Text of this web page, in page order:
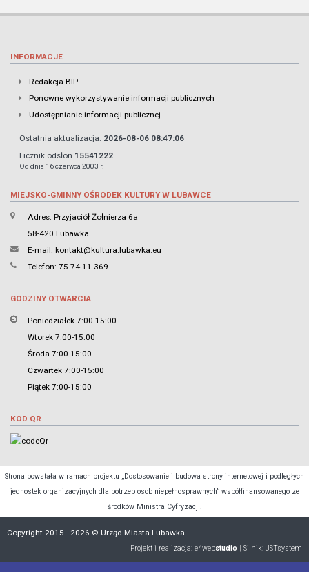
INFORMACJE
Redakcja BIP
Ponowne wykorzystywanie informacji publicznych
Udostępnianie informacji publicznej
Ostatnia aktualizacja: 2026-08-06 08:47:06
Licznik odsłon 15541222
Od dnia 16 czerwca 2003 r.
MIEJSKO-GMINNY OŚRODEK KULTURY W LUBAWCE
Adres: Przyjaciół Żołnierza 6a
58-420 Lubawka
E-mail: kontakt@kultura.lubawka.eu
Telefon: 75 74 11 369
GODZINY OTWARCIA
Poniedziałek 7:00-15:00
Wtorek 7:00-15:00
Środa 7:00-15:00
Czwartek 7:00-15:00
Piątek 7:00-15:00
KOD QR
Strona powstała w ramach projektu „Dostosowanie i budowa strony internetowej i podległych
jednostek organizacyjnych dla potrzeb osob niepełnosprawnych” współfinansowanego ze
środków Ministra Cyfryzacji.
Copyright 2015 - 2026 © Urząd Miasta Lubawka
Projekt i realizacja: e4webstudio | Silnik: JSTsystem